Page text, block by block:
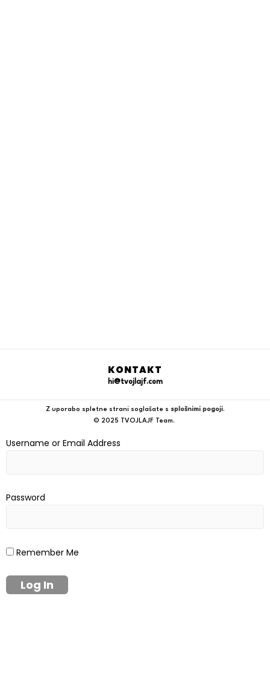
KONTAKT
hi@tvojlajf.com
Z uporabo spletne strani soglašate s splošnimi pogoji.
© 2025 TVOJLAJF Team.
Username or Email Address
Password
Remember Me